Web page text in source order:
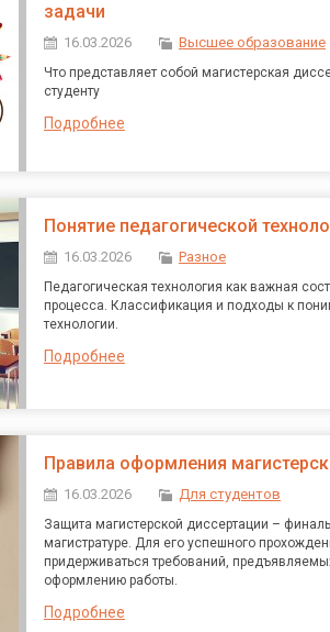
задачи
16.03.2026 Высшее образование
Что представляет собой магистерская
студенту
Подробнее
Понятие педагогической
16.03.2026 Разное
Педагогическая технология как важная
процесса. Классификация и подходы к
технологии.
Подробнее
Правила оформления
16.03.2026 Для студентов
Защита магистерской диссертации –
магистратуре. Для его успешного
придерживаться требований,
оформлению работы.
Подробнее